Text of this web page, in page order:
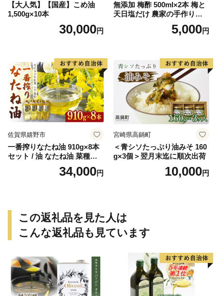
【大人気】【国産】こめ油
1,500g×10本
30,000円
無添加 梅酢 500ml×2本 梅と
天日塩だけ 農家の手作り完
5,000円
佐賀県嬉野市
一番搾りなたね油 910g×8本
セット / 油 なたね油 菜種油
ナタネ【山下製油】 [NBE00
34,000円
宮崎県高鍋町
＜青シソたっぷり油みそ 160
g×3個＞翌月末迄に順次出荷
10,000円
この返礼品を見た人は
こんな返礼品も見ています